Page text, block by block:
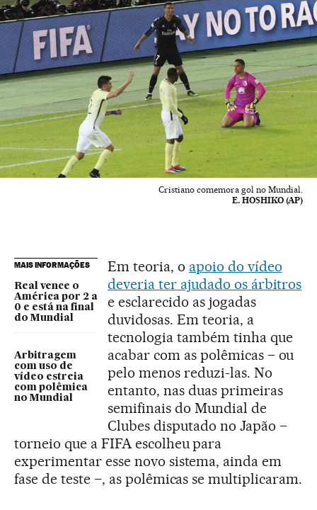
Cristiano comemora gol no Mundial.
E. HOSHIKO (AP)
MAIS INFORMAÇÕES
Real vence o
América por 2 a
0 e está na final
do Mundial
Arbitragem
com uso de
vídeo estreia
com polêmica
no Mundial
Em teoria, o apoio do vídeo
deveria ter ajudado os árbitros
e esclarecido as jogadas
duvidosas. Em teoria, a
tecnologia também tinha que
acabar com as polêmicas – ou
pelo menos reduzi-las. No
entanto, nas duas primeiras
semifinais do Mundial de
Clubes disputado no Japão –
torneio que a FIFA escolheu para
experimentar esse novo sistema, ainda em
fase de teste –, as polêmicas se multiplicaram.